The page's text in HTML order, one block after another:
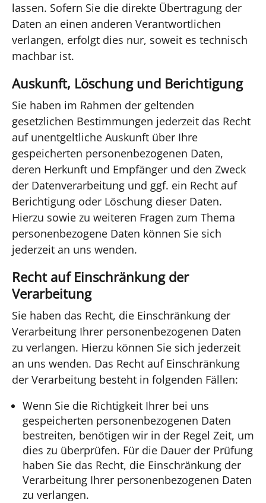
lassen. Sofern Sie die direkte Übertragung der
Daten an einen anderen Verantwortlichen
verlangen, erfolgt dies nur, soweit es technisch
machbar ist.
Auskunft, Löschung und Berichtigung
Sie haben im Rahmen der geltenden
gesetzlichen Bestimmungen jederzeit das Recht
auf unentgeltliche Auskunft über Ihre
gespeicherten personenbezogenen Daten,
deren Herkunft und Empfänger und den Zweck
der Datenverarbeitung und ggf. ein Recht auf
Berichtigung oder Löschung dieser Daten.
Hierzu sowie zu weiteren Fragen zum Thema
personenbezogene Daten können Sie sich
jederzeit an uns wenden.
Recht auf Einschränkung der
Verarbeitung
Sie haben das Recht, die Einschränkung der
Verarbeitung Ihrer personenbezogenen Daten
zu verlangen. Hierzu können Sie sich jederzeit
an uns wenden. Das Recht auf Einschränkung
der Verarbeitung besteht in folgenden Fällen:
Wenn Sie die Richtigkeit Ihrer bei uns
gespeicherten personenbezogenen Daten
bestreiten, benötigen wir in der Regel Zeit, um
dies zu überprüfen. Für die Dauer der Prüfung
haben Sie das Recht, die Einschränkung der
Verarbeitung Ihrer personenbezogenen Daten
zu verlangen.